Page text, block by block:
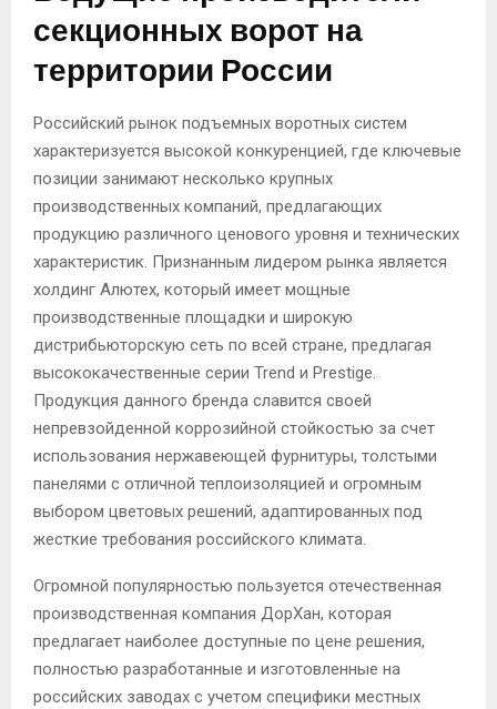
секционных ворот на
территории России
Российский рынок подъемных воротных систем
характеризуется высокой конкуренцией, где ключевые
позиции занимают несколько крупных
производственных компаний, предлагающих
продукцию различного ценового уровня и технических
характеристик. Признанным лидером рынка является
холдинг Алютех, который имеет мощные
производственные площадки и широкую
дистрибьюторскую сеть по всей стране, предлагая
высококачественные серии Trend и Prestige.
Продукция данного бренда славится своей
непревзойденной коррозийной стойкостью за счет
использования нержавеющей фурнитуры, толстыми
панелями с отличной теплоизоляцией и огромным
выбором цветовых решений, адаптированных под
жесткие требования российского климата.
Огромной популярностью пользуется отечественная
производственная компания ДорХан, которая
предлагает наиболее доступные по цене решения,
полностью разработанные и изготовленные на
российских заводах с учетом специфики местных